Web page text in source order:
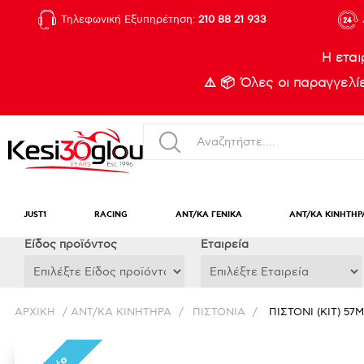
Τηλεφωνική Εξυπηρέτηση: 210 88 21 933
Η
⚠️ 📦 Όλες οι
JUST1 RACING ΑΝΤ/ΚΑ ΓΕΝΙΚΑ ΑΝΤ/ΚΑ
Eίδος προϊόντος Εταιρεία
ΑΡΧΙΚΉ / ΑΝΤ/ΚΑ ΚΙΝΗΤΗΡΑ / ΠΙΣΤΟΝΙΑ / ΠΙΣΤΟΝΙ (KIT)